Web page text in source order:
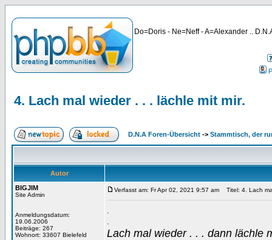
Do=Doris - Ne=Neff - A=Alexander ..
4. Lach mal wieder . . . lächle mit mir.
D.N.A Foren-Übersicht -> Stammtisch, der
Autor
BIGJIM
Site Admin
Anmeldungsdatum:
19.06.2006
Beiträge: 267
Wohnort: 33607 Bielefeld
Verfasst am: Fr Apr 02, 2021 9:57 am Titel: 4. Lach
.
.
Lach mal wieder . . . dann lächle